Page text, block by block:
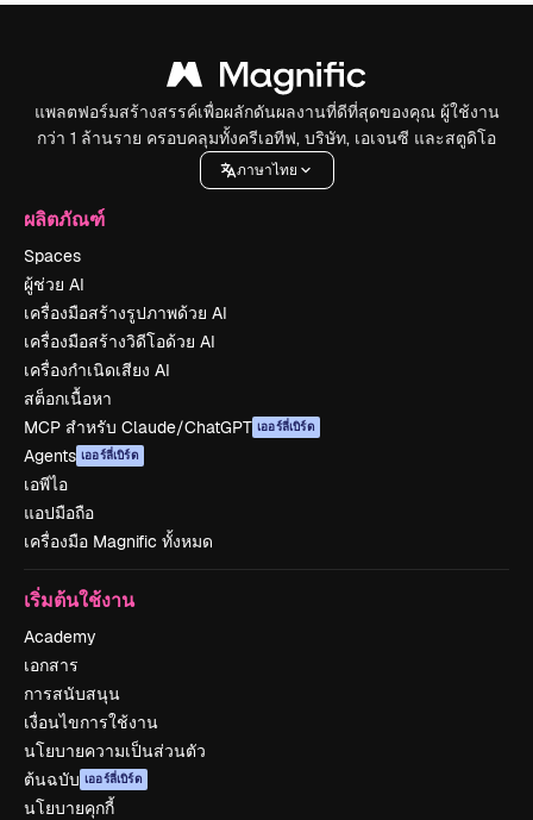
แพลตฟอร์มสร้างสรรค์เพื่อผลักดันผลงานที่ดีที่สุดของคุณ ผู้ใช้งาน
กว่า 1 ล้านราย ครอบคลุมทั้งครีเอทีฟ, บริษัท, เอเจนซี และสตูดิโอ
ภาษาไทย
ผลิตภัณฑ์
Spaces
ผู้ช่วย AI
เครื่องมือสร้างรูปภาพด้วย AI
เครื่องมือสร้างวิดีโอด้วย AI
เครื่องกำเนิดเสียง AI
สต็อกเนื้อหา
MCP สำหรับ Claude/ChatGPT เออร์ลี่เบิร์ด
Agents เออร์ลี่เบิร์ด
เอพีไอ
แอปมือถือ
เครื่องมือ Magnific ทั้งหมด
เริ่มต้นใช้งาน
Academy
เอกสาร
การสนับสนุน
เงื่อนไขการใช้งาน
นโยบายความเป็นส่วนตัว
ต้นฉบับ เออร์ลี่เบิร์ด
นโยบายคุกกี้